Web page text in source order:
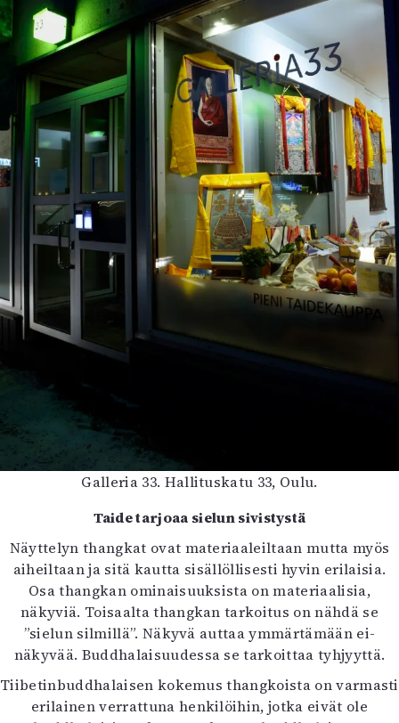
Galleria 33. Hallituskatu 33, Oulu.
Taide tarjoaa sielun sivistystä
Näyttelyn thangkat ovat materiaaleiltaan mutta myös
aiheiltaan ja sitä kautta sisällöllisesti hyvin erilaisia.
Osa thangkan ominaisuuksista on materiaalisia,
näkyviä. Toisaalta thangkan tarkoitus on nähdä se
”sielun silmillä”. Näkyvä auttaa ymmärtämään ei-
näkyvää. Buddhalaisuudessa se tarkoittaa tyhjyyttä.
Tiibetinbuddhalaisen kokemus thangkoista on varmasti
erilainen verrattuna henkilöihin, jotka eivät ole